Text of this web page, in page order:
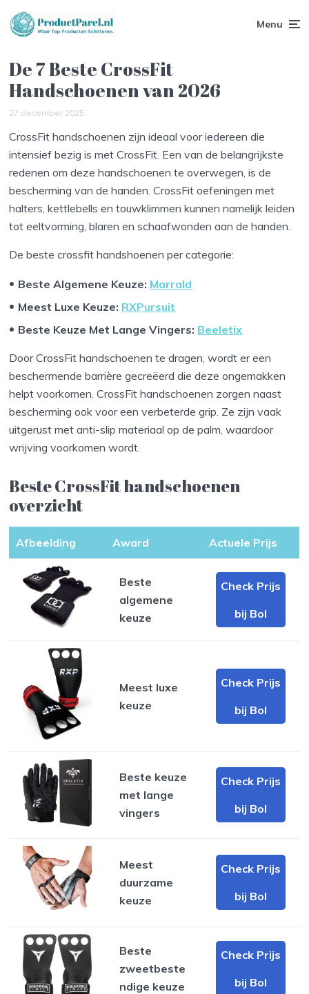
Menu
De 7 Beste CrossFit
Handschoenen van 2026
27 december 2025
CrossFit handschoenen zijn ideaal voor iedereen die
intensief bezig is met CrossFit. Een van de belangrijkste
redenen om deze handschoenen te overwegen, is de
bescherming van de handen. CrossFit oefeningen met
halters, kettlebells en touwklimmen kunnen namelijk leiden
tot eeltvorming, blaren en schaafwonden aan de handen.
De beste crossfit handshoenen per categorie:
Beste Algemene Keuze: Marrald
Meest Luxe Keuze: RXPursuit
Beste Keuze Met Lange Vingers: Beeletix
Door CrossFit handschoenen te dragen, wordt er een
beschermende barrière gecreëerd die deze ongemakken
helpt voorkomen. CrossFit handschoenen zorgen naast
bescherming ook voor een verbeterde grip. Ze zijn vaak
uitgerust met anti-slip materiaal op de palm, waardoor
wrijving voorkomen wordt.
Beste CrossFit handschoenen
overzicht
Afbeelding Award Actuele Prijs
Beste
algemene
keuze
Check Prijs
bij Bol
Meest luxe
keuze
Check Prijs
bij Bol
Beste keuze
met lange
vingers
Check Prijs
bij Bol
Meest
duurzame
keuze
Check Prijs
bij Bol
Beste
zweetbeste
ndige keuze
Check Prijs
bij Bol